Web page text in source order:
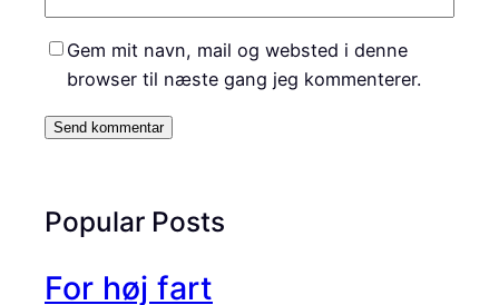
Gem mit navn, mail og websted i denne
browser til næste gang jeg kommenterer.
Popular Posts
For høj fart